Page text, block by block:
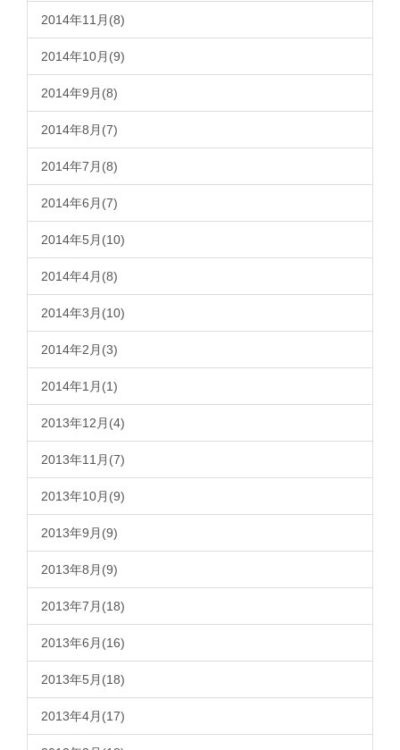
2014年11月(8)
2014年10月(9)
2014年9月(8)
2014年8月(7)
2014年7月(8)
2014年6月(7)
2014年5月(10)
2014年4月(8)
2014年3月(10)
2014年2月(3)
2014年1月(1)
2013年12月(4)
2013年11月(7)
2013年10月(9)
2013年9月(9)
2013年8月(9)
2013年7月(18)
2013年6月(16)
2013年5月(18)
2013年4月(17)